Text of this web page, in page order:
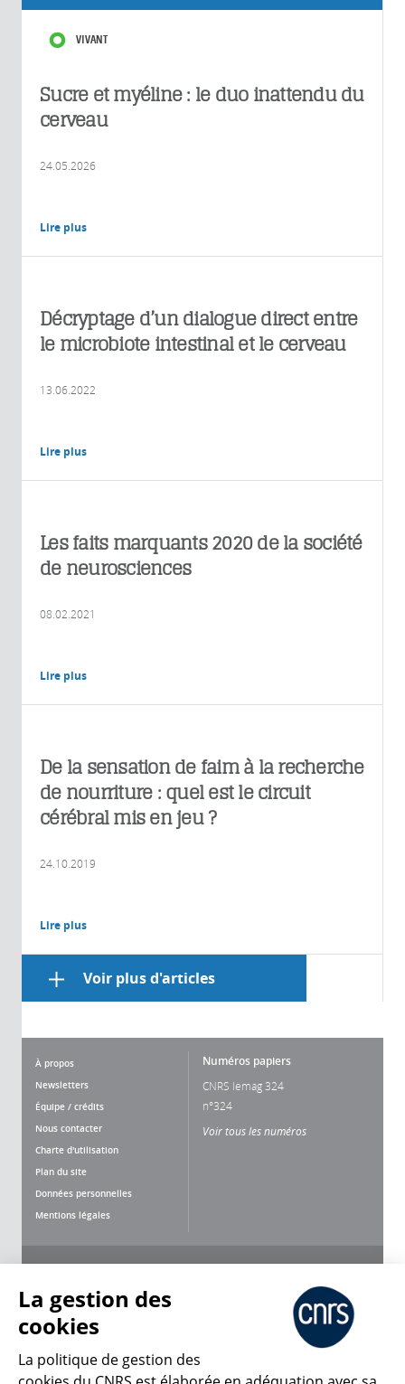
VIVANT
Sucre et myéline : le duo inattendu du
cerveau
24.05.2026
Lire plus
Décryptage d’un dialogue direct entre
le microbiote intestinal et le cerveau
13.06.2022
Lire plus
Les faits marquants 2020 de la société
de neurosciences
08.02.2021
Lire plus
De la sensation de faim à la recherche
de nourriture : quel est le circuit
cérébral mis en jeu ?
24.10.2019
Lire plus
Voir plus d'articles
À propos
Newsletters
Équipe / crédits
Nous contacter
Charte d'utilisation
Plan du site
Données personnelles
Mentions légales
Numéros papiers
CNRS lemag 324
n°324
Voir tous les numéros
Nous suivre Partager
La gestion des
cookies
La politique de gestion des